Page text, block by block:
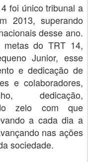
foi único tribunal a
2013, superando
desse ano.
do TRT 14,
Junior, esse
e dedicação de
e colaboradores,
dedicação,
zelo com que
a cada dia a
nas ações
sociedade.